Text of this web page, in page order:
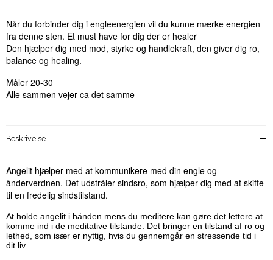
Når du forbinder dig i engleenergien vil du kunne mærke energien
fra denne sten. Et must have for dig der er healer
Den hjælper dig med mod, styrke og handlekraft, den giver dig ro,
balance og healing.
Måler 20-30
Alle sammen vejer ca det samme
Beskrivelse
Angelit hjælper med at kommunikere med din engle og
ånderverdnen. Det udstråler sindsro, som hjælper dig med at skifte
til en fredelig sindstilstand.
At holde angelit i hånden mens du meditere kan gøre det lettere at
komme ind i de meditative tilstande. Det bringer en tilstand af ro og
lethed, som især er nyttig, hvis du gennemgår en stressende tid i
dit liv.